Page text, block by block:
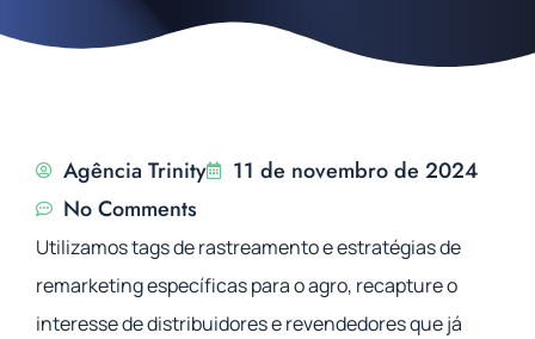
Agência Trinity
11 de novembro de 2024
No Comments
Utilizamos tags de rastreamento e estratégias de
remarketing específicas para o agro, recapture o
interesse de distribuidores e revendedores que já